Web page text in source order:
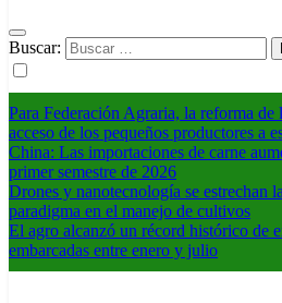
Buscar:
Para Federación Agraria, la reforma
acceso de los pequeños productores a
China: Las importaciones de carne
primer semestre de 2026
Drones y nanotecnología se estrechan
paradigma en el manejo de cultivos
El agro alcanzó un récord histórico de
embarcadas entre enero y julio